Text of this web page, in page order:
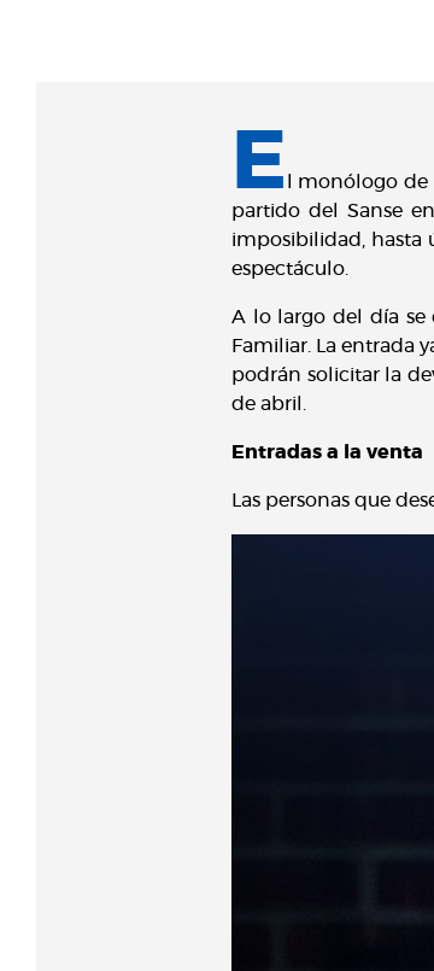
E
l monólogo de
partido del Sanse
imposibilidad, hasta
espectáculo.
A lo largo del día se
Familiar. La entrada
podrán solicitar la
de abril.
Entradas a la venta
Las personas que